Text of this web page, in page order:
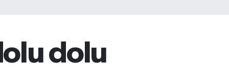
dolu